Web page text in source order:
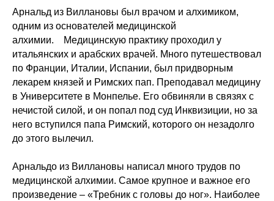
Арнальд из Виллановы был врачом и алхимиком,
одним из основателей медицинской
алхимии. Медицинскую практику проходил у
итальянских и арабских врачей. Много путешествовал
по Франции, Италии, Испании, был придворным
лекарем князей и Римских пап. Преподавал медицину
в Университете в Монпелье. Его обвиняли в связях с
нечистой силой, и он попал под суд Инквизиции, но за
него вступился папа Римский, которого он незадолго
до этого вылечил.
Арнальдо из Виллановы написал много трудов по
медицинской алхимии. Самое крупное и важное его
произведение – «Требник с головы до ног». Наиболее